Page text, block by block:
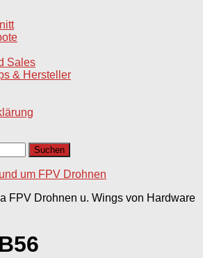
Sales
& Hersteller
FPV Drohnen u. Wings von Hardware
B56